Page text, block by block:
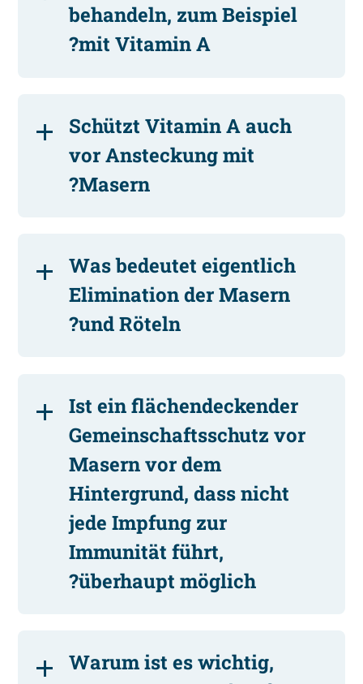
behandeln, zum Beispiel
mit Vitamin A?
Schützt Vitamin A auch
vor Ansteckung mit
Masern?
Was bedeutet eigentlich
Elimination der Masern
und Röteln?
Ist ein flächendeckender
Gemeinschaftsschutz vor
Masern vor dem
Hintergrund, dass nicht
jede Impfung zur
Immunität führt,
überhaupt möglich?
Warum ist es wichtig,